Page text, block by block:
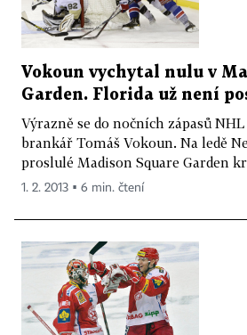
Vokoun vychytal nulu v
Garden. Florida už není
Výrazně se do nočních zápasů NHL
brankář Tomáš Vokoun. Na ledě
proslulé Madison Square Garden
1. 2. 2013 ▪ 6 min. čtení